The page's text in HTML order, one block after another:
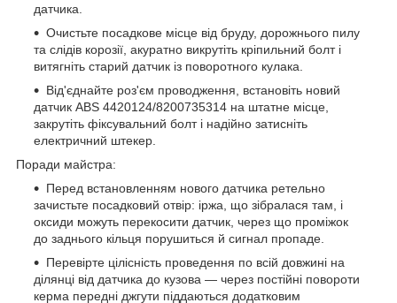
датчика.
Очистьте посадкове місце від бруду, дорожнього пилу
та слідів корозії, акуратно викрутіть кріпильний болт і
витягніть старий датчик із поворотного кулака.
Від'єднайте роз'єм проводження, встановіть новий
датчик ABS 4420124/8200735314 на штатне місце,
закрутіть фіксувальний болт і надійно затисніть
електричний штекер.
Поради майстра:
Перед встановленням нового датчика ретельно
зачистьте посадковий отвір: іржа, що зібралася там, і
оксиди можуть перекосити датчик, через що проміжок
до заднього кільця порушиться й сигнал пропаде.
Перевірте цілісність проведення по всій довжині на
ділянці від датчика до кузова — через постійні повороти
керма передні джгути піддаються додатковим